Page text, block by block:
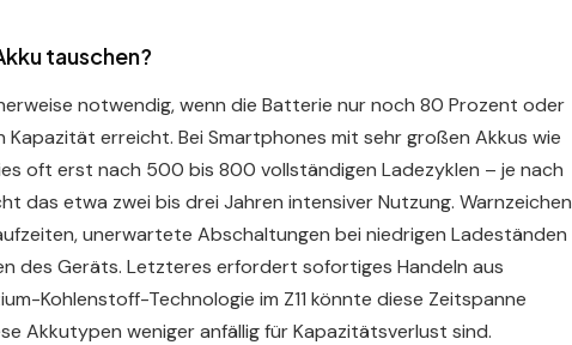
tauschen?
notwendig, wenn die Batterie nur noch 80 Prozent oder
Kapazität erreicht. Bei Smartphones mit sehr großen Akkus wie
oft erst nach 500 bis 800 vollständigen Ladezyklen – je nach
das etwa zwei bis drei Jahren intensiver Nutzung. Warnzeichen
unerwartete Abschaltungen bei niedrigen Ladeständen
des Geräts. Letzteres erfordert sofortiges Handeln aus
Kohlenstoff-Technologie im Z11 könnte diese Zeitspanne
Akkutypen weniger anfällig für Kapazitätsverlust sind.